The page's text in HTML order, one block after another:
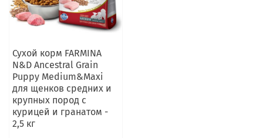
Сухой корм FARMINA
N&D Ancestral Grain
Puppy Medium&Maxi
для щенков средних и
крупных пород с
курицей и гранатом -
2,5 кг